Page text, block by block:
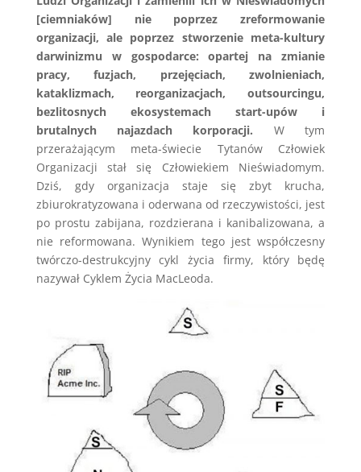
[ciemniaków] nie poprzez zreformowanie
organizacji, ale poprzez stworzenie meta-kultury
darwinizmu w gospodarce: opartej na zmianie
pracy, fuzjach, przejęciach, zwolnieniach,
kataklizmach, reorganizacjach, outsourcingu,
bezlitosnych ekosystemach start-upów i
brutalnych najazdach korporacji. W tym
przerażającym meta-świecie Tytanów Człowiek
Organizacji stał się Człowiekiem Nieświadomym.
Dziś, gdy organizacja staje się zbyt krucha,
zbiurokratyzowana i oderwana od rzeczywistości, jest
po prostu zabijana, rozdzierana i kanibalizowana, a
nie reformowana. Wynikiem tego jest współczesny
twórczo-destrukcyjny cykl życia firmy, który będę
nazywał Cyklem Życia MacLeoda.